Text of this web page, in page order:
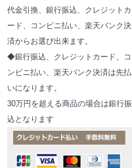
代金引換、銀行振込、クレジットカ
ード、コンビニ払い、楽天バンク決
済からお選び出来ます。
◆銀行振込、クレジットカード、コ
ンビニ払い、楽天バンク決済は先払
いになります。
30万円を超える商品の場合は銀行振
込となります